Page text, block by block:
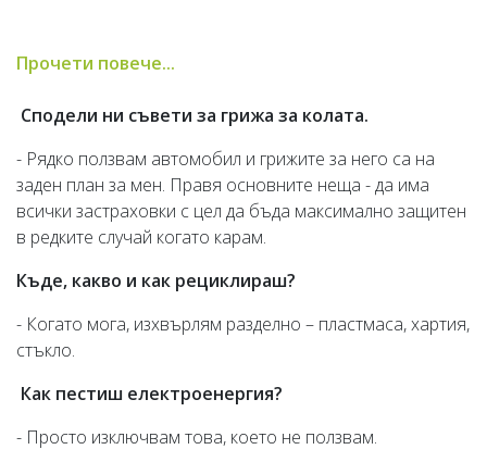
Прочети повече...
Сподели ни съвети за грижа за колата.
- Рядко ползвам автомобил и грижите за него са на
заден план за мен. Правя основните неща - да има
всички застраховки с цел да бъда максимално защитен
в редките случай когато карам.
Къде, какво и как рециклираш?
- Когато мога, изхвърлям разделно – пластмаса, хартия,
стъкло.
Как пестиш електроенергия?
- Просто изключвам това, което не ползвам.